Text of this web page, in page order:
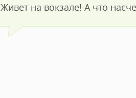
Живет на вокзале! А что